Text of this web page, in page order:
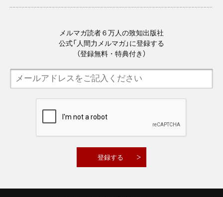
メルマガ読者６万人の致知出版社
公式「人間力メルマガ」に登録する
（登録無料・特典付き）